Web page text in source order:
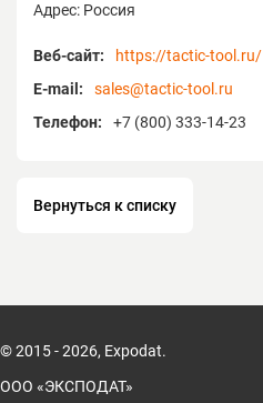
Адрес: Россия
Веб-сайт:
https://tactic-tool.ru/
E-mail:
sales@tactic-tool.ru
Телефон:
+7 (800) 333-14-23
Вернуться к списку
© 2015 - 2026, Expodat.
ООО «ЭКСПОДАТ»